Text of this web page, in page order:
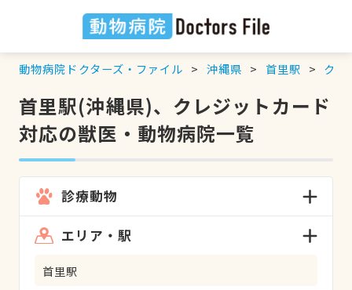
動物病院ドクターズ・ファイル 沖縄県 首里駅 クレ
首里駅(沖縄県)、クレジットカード
対応の獣医・動物病院一覧
診療動物
エリア・駅
首里駅